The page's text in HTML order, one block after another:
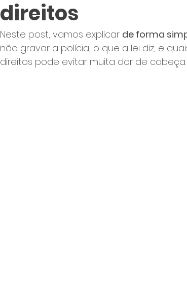
direitos
Neste post, vamos explicar de forma
não gravar a polícia, o que a lei diz, e
direitos pode evitar muita dor de cabeça.